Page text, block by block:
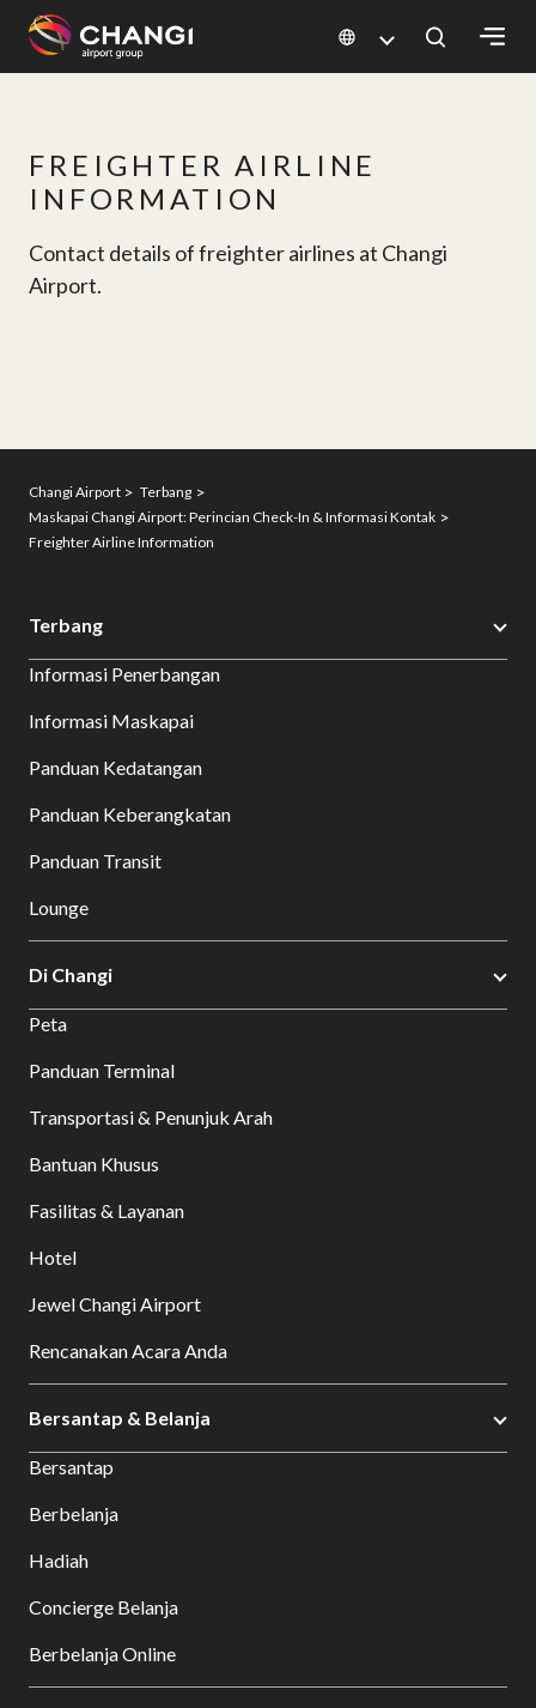
Changi
Sites:
Select:
FREIGHTER AIRLINE
INFORMATION
Contact details of freighter airlines at Changi
Airport.
Changi Airport
Terbang
Maskapai Changi Airport: Perincian Check-In & Informasi Kontak
Freighter Airline Information
Terbang
Informasi Penerbangan
Informasi Maskapai
Panduan Kedatangan
Panduan Keberangkatan
Panduan Transit
Lounge
Di Changi
Peta
Panduan Terminal
Transportasi & Penunjuk Arah
Bantuan Khusus
Fasilitas & Layanan
Hotel
Jewel Changi Airport
Rencanakan Acara Anda
Bersantap & Belanja
Bersantap
Berbelanja
Hadiah
Concierge Belanja
Berbelanja Online